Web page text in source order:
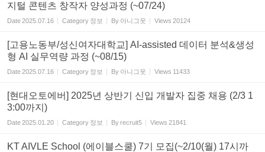
지털 콘텐츠 창작자 양성과정 (~07/24)
Date2025.07.16 Category 정보 By 아니그웃 Views 20124
[고용노동부/성신여자대학교] AI-assisted 데이터 분석&생성
형 AI 실무역량 과정 (~08/15)
Date2025.07.16 Category 정보 By 아니그웃 Views 11433
[현대오토에버] 2025년 상반기 신입 개발자 집중 채용 (2/3 1
3:00까지)
Date2025.01.20 Category 정보 Byrecruit5 Views 21841
KT AIVLE School (에이블스쿨) 7기 모집(~2/10(월) 17시까